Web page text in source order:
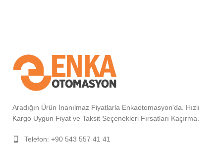
Aradığın Ürün İnanılmaz Fiyatlarla Enkaotomasyon'da. Hızlı
Kargo Uygun Fiyat ve Taksit Seçenekleri Fırsatları Kaçırma.
Telefon: +90 543 557 41 41